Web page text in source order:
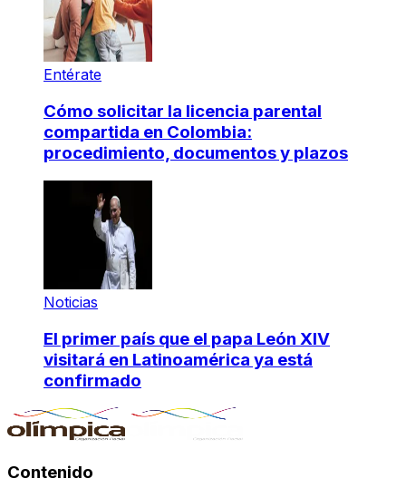
Entérate
Cómo solicitar la licencia parental
compartida en Colombia:
procedimiento, documentos y plazos
Noticias
El primer país que el papa León XIV
visitará en Latinoamérica ya está
confirmado
Contenido